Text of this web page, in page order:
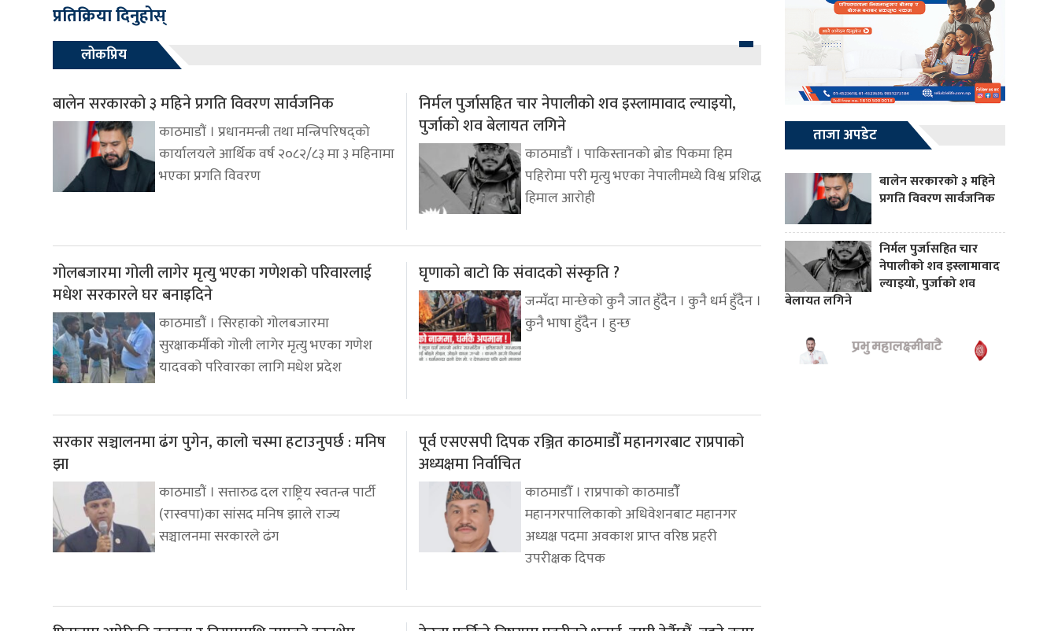
प्रतिक्रिया दिनुहोस्
लोकप्रिय
बालेन सरकारको ३ महिने प्रगति विवरण सार्वजनिक
काठमाडौं । प्रधानमन्त्री तथा मन्त्रिपरिषद्को
कार्यालयले आर्थिक वर्ष २०८२/८३ मा ३ महिनामा
भएका प्रगति विवरण
निर्मल पुर्जासहित चार नेपालीको शव इस्लामावाद ल्याइयो,
पुर्जाको शव बेलायत लगिने
काठमाडौं । पाकिस्तानको ब्रोड पिकमा हिम
पहिरोमा परी मृत्यु भएका नेपालीमध्ये विश्व प्रशिद्ध
हिमाल आरोही
गोलबजारमा गोली लागेर मृत्यु भएका गणेशको परिवारलाई
मधेश सरकारले घर बनाइदिने
काठमाडौं । सिरहाको गोलबजारमा
सुरक्षाकर्मीको गोली लागेर मृत्यु भएका गणेश
यादवको परिवारका लागि मधेश प्रदेश
घृणाको बाटो कि संवादको संस्कृति ?
जन्मँदा मान्छेको कुनै जात हुँदैन । कुनै धर्म हुँदैन ।
कुनै भाषा हुँदैन । हुन्छ
सरकार सञ्चालनमा ढंग पुगेन, कालो चस्मा हटाउनुपर्छ : मनिष
झा
काठमाडौं । सत्तारुढ दल राष्ट्रिय स्वतन्त्र पार्टी
(रास्वपा)का सांसद मनिष झाले राज्य
सञ्चालनमा सरकारले ढंग
पूर्व एसएसपी दिपक रञ्जित काठमाडौँ महानगरबाट राप्रपाको
अध्यक्षमा निर्वाचित
काठमाडौँ । राप्रपाको काठमाडौंँ
महानगरपालिकाको अधिवेशनबाट महानगर
अध्यक्ष पदमा अवकाश प्राप्त वरिष्ठ प्रहरी
उपरीक्षक दिपक
ताजा अपडेट
बालेन सरकारको ३ महिने
प्रगति विवरण सार्वजनिक
निर्मल पुर्जासहित चार
नेपालीको शव इस्लामावाद
ल्याइयो, पुर्जाको शव
बेलायत लगिने